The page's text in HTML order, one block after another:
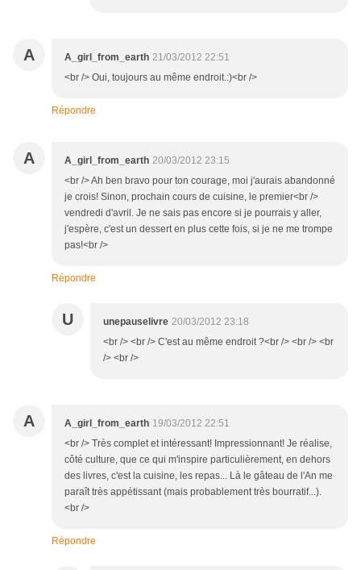
A A_girl_from_earth 21/03/2012 22:51
<br /> Oui, toujours au même endroit.:)<br />
Répondre
A A_girl_from_earth 20/03/2012 23:15
<br /> Ah ben bravo pour ton courage, moi j'aurais abandonné
je crois! Sinon, prochain cours de cuisine, le premier<br />
vendredi d'avril. Je ne sais pas encore si je pourrais y aller,
j'espère, c'est un dessert en plus cette fois, si je ne me trompe
pas!<br />
Répondre
U unepauselivre 20/03/2012 23:18
<br /> <br /> C'est au même endroit ?<br /> <br /> <br
/> <br />
A A_girl_from_earth 19/03/2012 22:51
<br /> Très complet et intéressant! Impressionnant! Je réalise,
côté culture, que ce qui m'inspire particulièrement, en dehors
des livres, c'est la cuisine, les repas... Là le gâteau de l'An me
paraît très appétissant (mais probablement très bourratif...).
<br />
Répondre